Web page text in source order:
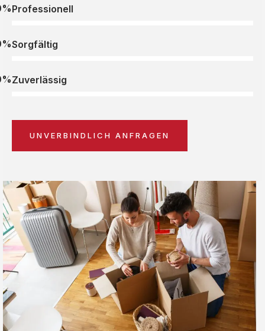
Professionell
Sorgfältig
Zuverlässig
UNVERBINDLICH ANFRAGEN